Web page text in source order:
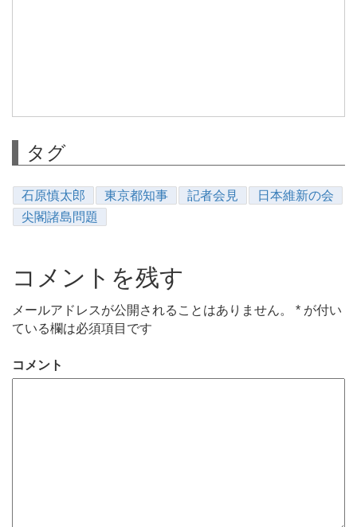
タグ
石原慎太郎 東京都知事 記者会見
日本維新の会
尖閣諸島問題
コメントを残す
メールアドレスが公開されることはありません。 * が付い
ている欄は必須項目です
コメント